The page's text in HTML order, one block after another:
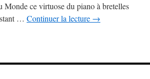
ce virtuose du piano à bretelles
… Continuer la lecture →